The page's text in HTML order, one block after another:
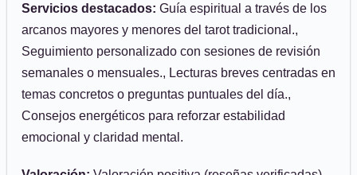
Servicios destacados: Guía espiritual a través de los
arcanos mayores y menores del tarot tradicional.,
Seguimiento personalizado con sesiones de revisión
semanales o mensuales., Lecturas breves centradas en
temas concretos o preguntas puntuales del día.,
Consejos energéticos para reforzar estabilidad
emocional y claridad mental.